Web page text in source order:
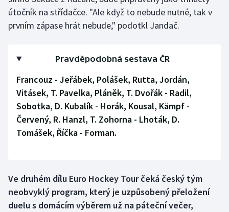
Stolní tenis
Triatlon
Veslování
Vodní slalom
Volejbal
Ostatní
útočník na střídačce. "Ale když to nebude nutné, tak v
prvním zápase hrát nebude," podotkl Jandač.
Pravděpodobná sestava ČR
Francouz - Jeřábek, Polášek, Rutta, Jordán,
Vitásek, T. Pavelka, Pláněk, T. Dvořák - Radil,
Sobotka, D. Kubalík - Horák, Kousal, Kämpf -
Červený, R. Hanzl, T. Zohorna - Lhoták, D.
Tomášek, Říčka - Forman.
Ve druhém dílu Euro Hockey Tour čeká český tým
neobvyklý program, který je uzpůsobený přeložení
duelu s domácím výběrem už na páteční večer,